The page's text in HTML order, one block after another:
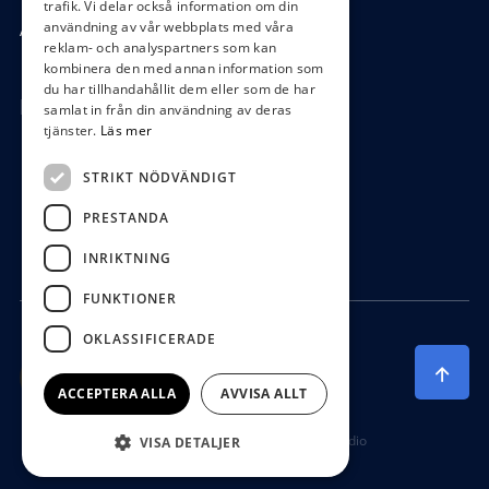
Ångra köp
Hör av dig
0472-104 80
boys@waterboys.se
Ekebogatan 15, 342 30 Alvesta
Producerad av Gota Media Brand Studio
trafik. Vi delar också information om din
användning av vår webbplats med våra
reklam- och analyspartners som kan
kombinera den med annan information som
du har tillhandahållit dem eller som de har
samlat in från din användning av deras
tjänster. Läs mer
STRIKT NÖDVÄNDIGT
PRESTANDA
INRIKTNING
FUNKTIONER
OKLASSIFICERADE
ACCEPTERA ALLA AVVISA ALLT
VISA DETALJER